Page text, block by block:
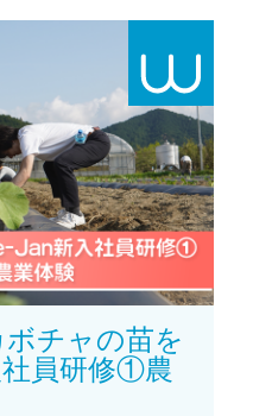
チャの苗を
員研修①農